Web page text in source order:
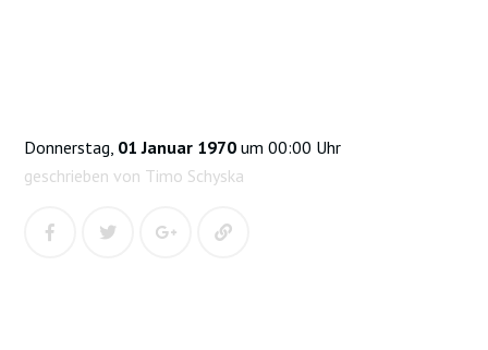
Donnerstag, 01 Januar 1970 um 00:00 Uhr
geschrieben von Timo Schyska